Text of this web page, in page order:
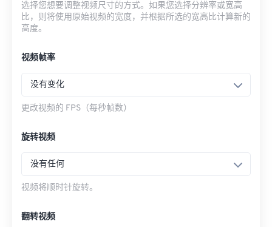
选择您想要调整视频尺寸的方式。如果您选择分辨率或宽高
比，则将使用原始视频的宽度，并根据所选的宽高比计算新的
高度。
视频帧率
没有变化
更改视频的 FPS（每秒帧数）
旋转视频
没有任何
视频将顺时针旋转。
翻转视频